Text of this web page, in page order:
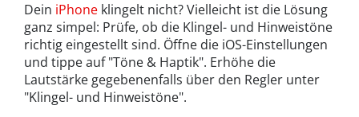
Dein iPhone klingelt nicht? Vielleicht ist die Lösung
ganz simpel: Prüfe, ob die Klingel- und Hinweistöne
richtig eingestellt sind. Öffne die iOS-Einstellungen
und tippe auf "Töne & Haptik". Erhöhe die
Lautstärke gegebenenfalls über den Regler unter
"Klingel- und Hinweistöne".